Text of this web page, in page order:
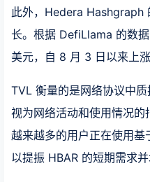
此外，Hedera Hashgraph
长。根据 DefiLlama 的数
美元，自 8 月 3 日以来上涨
TVL 衡量的是网络协议中
视为网络活动和使用情况
越来越多的用户正在使用
以提振 HBAR 的短期需求并